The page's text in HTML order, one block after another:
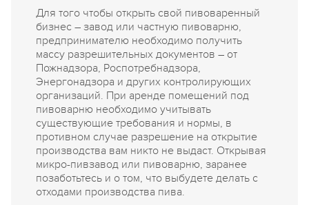
Для того чтобы открыть свой пивоваренный
бизнес – завод или частную пивоварню,
предпринимателю необходимо получить
массу разрешительных документов – от
Пожнадзора, Роспотребнадзора,
Энергонадзора и других контролирующих
организаций. При аренде помещений под
пивоварню необходимо учитывать
существующие требования и нормы, в
противном случае разрешение на открытие
производства вам никто не выдаст. Открывая
микро-пивзавод или пивоварню, заранее
позаботьтесь и о том, что выбудете делать с
отходами производства пива.